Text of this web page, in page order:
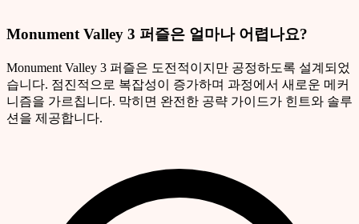
Monument Valley 3 퍼즐은 얼마나 어렵나요?
Monument Valley 3 퍼즐은 도전적이지만 공정하도록 설계되었
습니다. 점진적으로 복잡성이 증가하며 과정에서 새로운 메커
니즘을 가르칩니다. 막히면 완전한 공략 가이드가 힌트와 솔루
션을 제공합니다.